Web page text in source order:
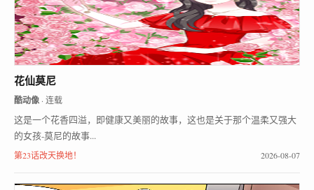
花仙莫尼
酷动像 · 连载
这是一个花香四溢，即健康又美丽的故事，这也是关于那个温柔又强大
的女孩-莫尼的故事...
第23话改天换地！ 2026-08-07